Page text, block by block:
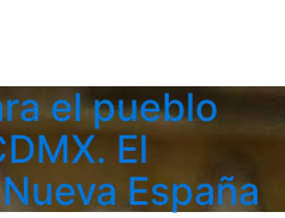
el pueblo
El
España